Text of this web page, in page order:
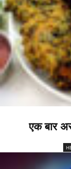
एक बार